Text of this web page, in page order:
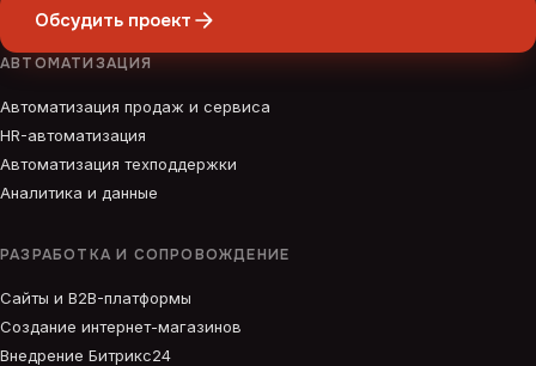
Обсудить проект
АВТОМАТИЗАЦИЯ
Автоматизация продаж и сервиса
HR-автоматизация
Автоматизация техподдержки
Аналитика и данные
РАЗРАБОТКА И СОПРОВОЖДЕНИЕ
Сайты и B2B-платформы
Создание интернет-магазинов
Внедрение Битрикс24